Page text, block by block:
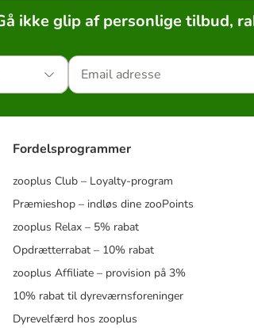
ikke glip af personlige tilbud,
Fordelsprogrammer
zooplus Club – Loyalty-program
Præmieshop – indløs dine zooPoints
zooplus Relax – 5% rabat
Opdrætterrabat – 10% rabat
zooplus Affiliate – provision på 3%
10% rabat til dyreværnsforeninger
Dyrevelfærd hos zooplus